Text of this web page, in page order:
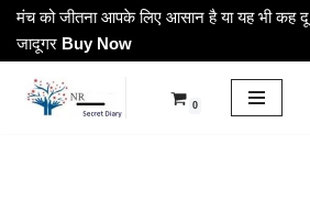
Skip
content
मंच को जीतना आपके लिए आसान है या यह भी
जादूगर Buy Now
0